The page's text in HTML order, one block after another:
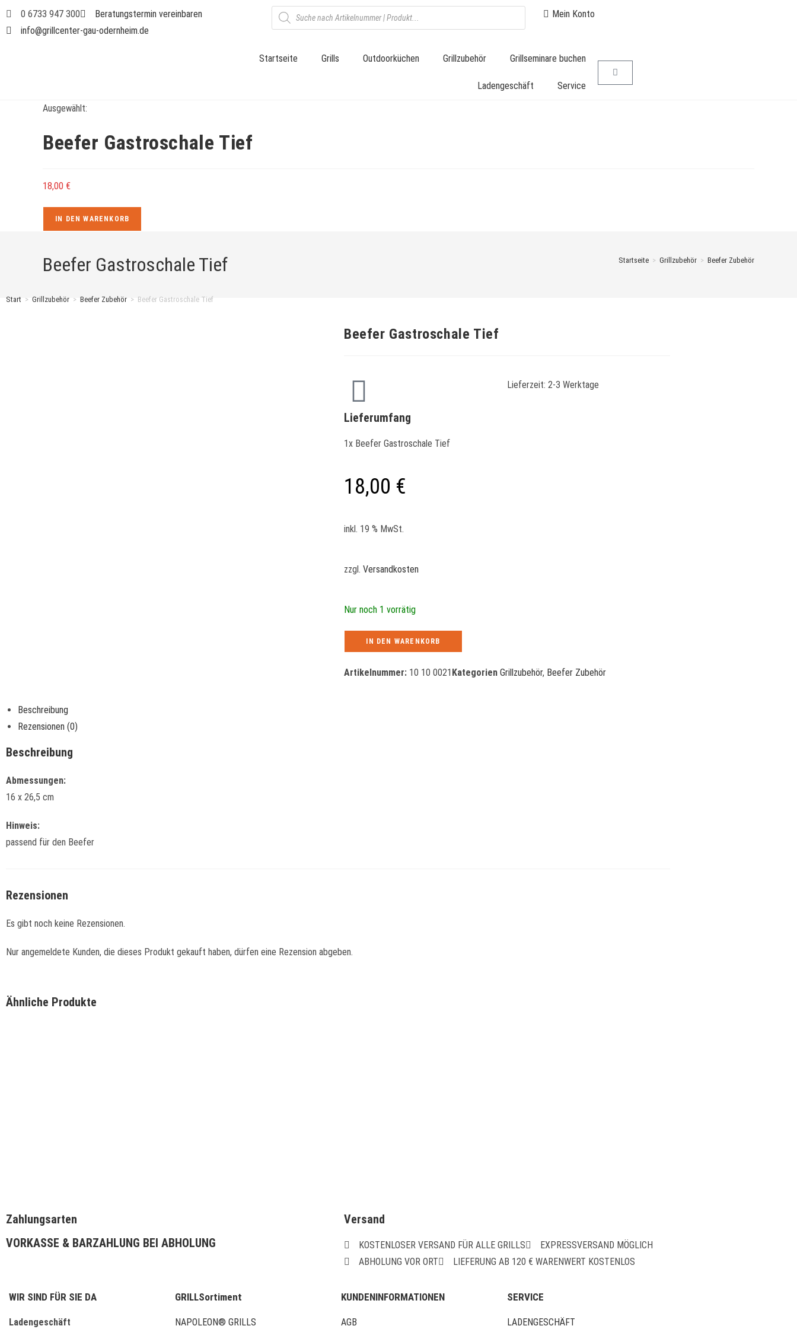
0 6733 947 300
Beratungstermin vereinbaren
info@grillcenter-gau-odernheim.de
Mein Konto
Startseite Grills Outdoorküchen Grillzubehör Grillseminare buchen
Ladengeschäft
Service
Ausgewählt:
Beefer Gastroschale Tief
18,00 €
IN DEN WARENKORB
Beefer Gastroschale Tief Startseite > Grillzubehör > Beefer Zubehör
Start > Grillzubehör > Beefer Zubehör > Beefer Gastroschale Tief
Beefer Gastroschale Tief
Lieferzeit: 2-3 Werktage
Lieferumfang
1x Beefer Gastroschale Tief
18,00 €
inkl. 19 % MwSt.
zzgl. Versandkosten
Nur noch 1 vorrätig
IN DEN WARENKORB
Artikelnummer: 10 10 0021 Kategorien Grillzubehör, Beefer Zubehör
Beschreibung
Rezensionen (0)
Beschreibung
Abmessungen:
16 x 26,5 cm
Hinweis:
passend für den Beefer
Rezensionen
Es gibt noch keine Rezensionen.
Nur angemeldete Kunden, die dieses Produkt gekauft haben, dürfen eine Rezension abgeben.
Ähnliche Produkte
Zahlungsarten
VORKASSE & BARZAHLUNG BEI ABHOLUNG
Versand
KOSTENLOSER VERSAND FÜR ALLE GRILLS
EXPRESSVERSAND MÖGLICH
ABHOLUNG VOR ORT
LIEFERUNG AB 120 € WARENWERT KOSTENLOS
WIR SIND FÜR SIE DA
Ladengeschäft
GRILLSortiment
NAPOLEON® GRILLS
KUNDENINFORMATIONEN
AGB
SERVICE
LADENGESCHÄFT